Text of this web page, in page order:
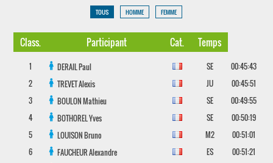
TOUS HOMME FEMME
Class. Participant Cat. Temps
1 DERAILPaul SE
00:45:43
2
TREVETAlexis JU
00:45:51
3
BOULONMathieu SE
00:49:55
4
BOTHORELYves SE
00:50:19
5
LOUISONBruno M2
00:51:01
6
FAUCHEURAlexandre ES
00:51:21